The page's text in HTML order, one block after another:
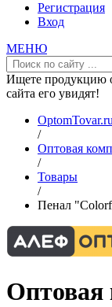
Регистрация
Вход
МЕНЮ
Ищете продукцию
сайта его увидят!
OptomTovar.ru
/
Оптовая
/
Товары
/
Пенал